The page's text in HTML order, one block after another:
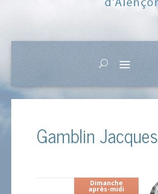
Gamblin Jacques
Dimanche
après-midi